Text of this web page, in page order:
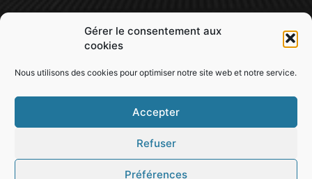
Gérer le consentement aux
cookies
Nous utilisons des cookies pour optimiser notre site web et notre service.
Accepter
Refuser
Préférences
FOLLOW US
@snabe// sekou.nabe@abakusitsolutions.eu